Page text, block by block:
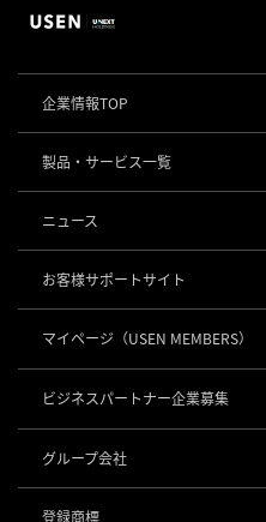
企業情報TOP
会社概要・役員一覧
事業内容
社長メッセージ
事業所一覧
店舗DX
グループ会社
製品・サービス一覧
POSレジ 他
USENレジ
USENセルフレジ
USENレジTAB HEALTHCARE
USEN ハンディ
USEN Mobile Order
USEN Tablet Order
USEN Order & Pay
USEN My Menu Premium
キャッシュレス決済
USEN PAY
USEN PAY QR
KettyBot Pro（配膳）
PuduBot2（配膳）
BellaBot Pro（配膳）
PUDU T300（運搬）
集客・予約
USEN SMART RESERVE
ヒトサラ
⁩音楽配信
USEN MUSIC Entertainment
通信
お役立ち情報
ニュース
お客様サポートサイト
マイページ （USEN MEMBERS）
ビジネスパートナー企業募集
グループ会社
USEN & U-NEXT GROUP
登録商標